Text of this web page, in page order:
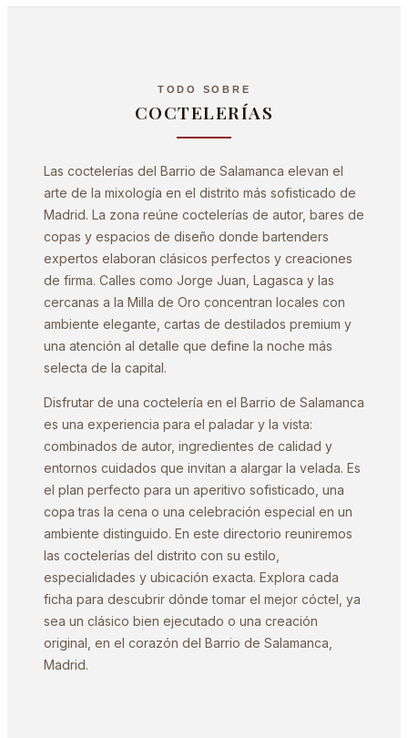
TODO SOBRE
COCTELERÍAS
Las coctelerías del Barrio de Salamanca elevan el
arte de la mixología en el distrito más sofisticado de
Madrid. La zona reúne coctelerías de autor, bares de
copas y espacios de diseño donde bartenders
expertos elaboran clásicos perfectos y creaciones
de firma. Calles como Jorge Juan, Lagasca y las
cercanas a la Milla de Oro concentran locales con
ambiente elegante, cartas de destilados premium y
una atención al detalle que define la noche más
selecta de la capital.
Disfrutar de una coctelería en el Barrio de Salamanca
es una experiencia para el paladar y la vista:
combinados de autor, ingredientes de calidad y
entornos cuidados que invitan a alargar la velada. Es
el plan perfecto para un aperitivo sofisticado, una
copa tras la cena o una celebración especial en un
ambiente distinguido. En este directorio reuniremos
las coctelerías del distrito con su estilo,
especialidades y ubicación exacta. Explora cada
ficha para descubrir dónde tomar el mejor cóctel, ya
sea un clásico bien ejecutado o una creación
original, en el corazón del Barrio de Salamanca,
Madrid.